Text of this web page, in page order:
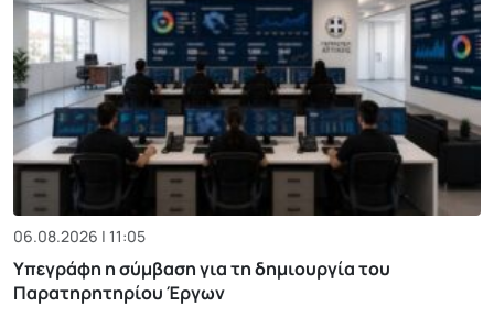
06.08.2026 | 11:05
Υπεγράφη η σύμβαση για τη δημιουργία του
Παρατηρητηρίου Έργων